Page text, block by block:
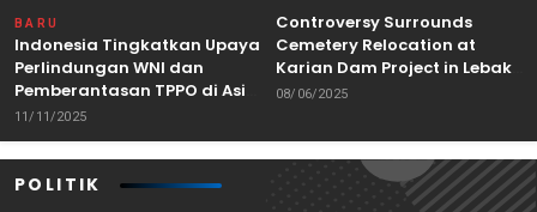
BARU
Indonesia Tingkatkan Upaya
Perlindungan WNI dan
Pemberantasan TPPO di Asia
Tenggara
11/11/2025
Controversy Surrounds
Cemetery Relocation at
Karian Dam Project in Lebak,
Banten
08/06/2025
POLITIK